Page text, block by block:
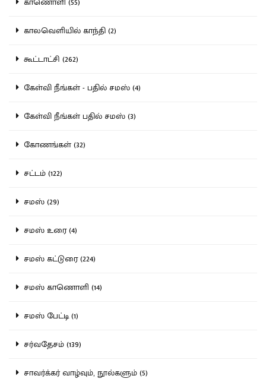
காலவெளியில் காந்தி (2)
கூட்டாட்சி (262)
கேள்வி நீங்கள் - பதில் சமஸ் (4)
கேள்வி நீங்கள் பதில் சமஸ் (3)
கோணங்கள் (32)
சட்டம் (122)
சமஸ் (29)
சமஸ் உரை (4)
சமஸ் கட்டுரை (224)
சமஸ் காணொளி (14)
சமஸ் பேட்டி (1)
சர்வதேசம் (139)
சாவர்க்கர் வாழ்வும், நூல்களும் (5)